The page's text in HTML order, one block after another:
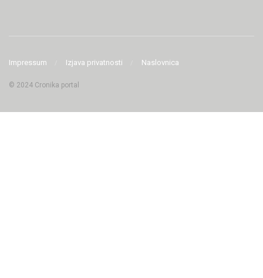
Impressum Izjava privatnosti Naslovnica
© 2024 Cronika portal